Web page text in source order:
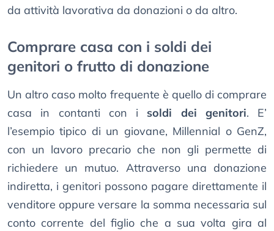
da attività lavorativa da donazioni o da altro.
Comprare casa con i soldi dei
genitori o frutto di donazione
Un altro caso molto frequente è quello di comprare
casa in contanti con i soldi dei genitori. E’
l’esempio tipico di un giovane, Millennial o GenZ,
con un lavoro precario che non gli permette di
richiedere un mutuo. Attraverso una donazione
indiretta, i genitori possono pagare direttamente il
venditore oppure versare la somma necessaria sul
conto corrente del figlio che a sua volta gira al